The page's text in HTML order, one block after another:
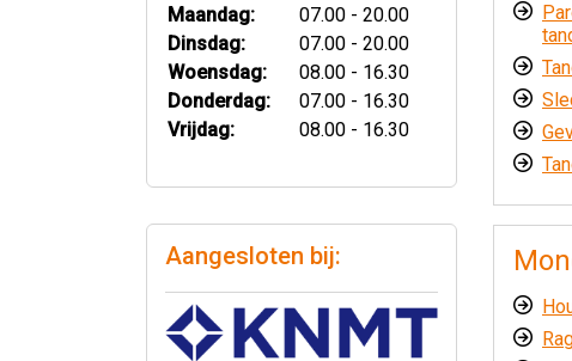
Maandag:
07.00 - 20.00
Dinsdag:
07.00 - 20.00
Woensdag:
08.00 - 16.30
Donderdag:
07.00 - 16.30
Vrijdag:
08.00 - 16.30
Aangesloten bij: